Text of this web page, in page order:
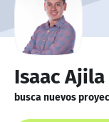
Isaac
busca nuevos